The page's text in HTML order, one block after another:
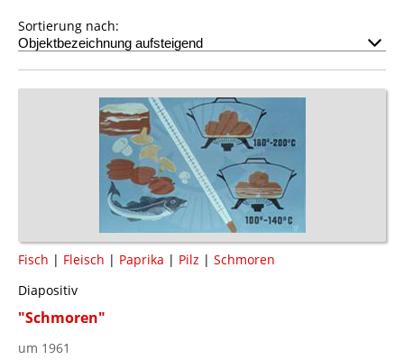
Sortierung nach:
Fisch | Fleisch | Paprika | Pilz | Schmoren
Diapositiv
"Schmoren"
um 1961